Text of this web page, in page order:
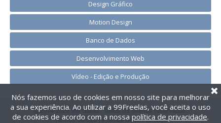
Design Gráfico
Motion Design
Banco de Dados
Desenvolvimento Web
Vídeo - Edição e Produção
@2014-2026 99Freelas. Todos os direitos reservados.
Termos de uso| Política de privacidade
Nós fazemos uso de cookies em nosso site para melhorar
a sua experiência. Ao utilizar a 99Freelas, você aceita o uso
de cookies de acordo com a nossa política de privacidade.